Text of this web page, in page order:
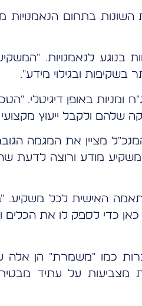
בתחום הנאמנויות
לנאמנויות.
בשקיפות ובגילוי מידע".
באופן דיגיטלי.
שלהם ולקבל ייעוץ
מציין את המגמה
מודע ורוצה לדעת
האישית לכל משקיע.
כדי לספק לו את הכלים
כמו "משמרת" הן אלה
מצביעות על עתיד